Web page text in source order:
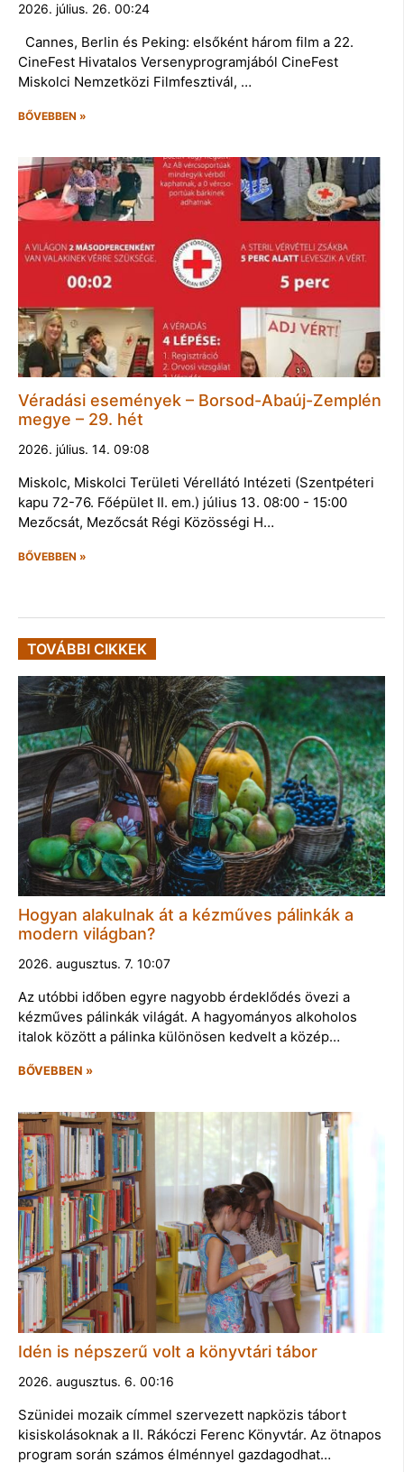
2026. július. 26. 00:24
Cannes, Berlin és Peking: elsőként három film a 22.
CineFest Hivatalos Versenyprogramjából CineFest
Miskolci Nemzetközi Filmfesztivál, …
BŐVEBBEN »
Véradási események – Borsod-Abaúj-Zemplén
megye – 29. hét
2026. július. 14. 09:08
Miskolc, Miskolci Területi Vérellátó Intézeti (Szentpéteri
kapu 72-76. Főépület II. em.) július 13. 08:00 - 15:00
Mezőcsát, Mezőcsát Régi Közösségi H…
BŐVEBBEN »
TOVÁBBI CIKKEK
Hogyan alakulnak át a kézműves pálinkák a
modern világban?
2026. augusztus. 7. 10:07
Az utóbbi időben egyre nagyobb érdeklődés övezi a
kézműves pálinkák világát. A hagyományos alkoholos
italok között a pálinka különösen kedvelt a közép…
BŐVEBBEN »
Idén is népszerű volt a könyvtári tábor
2026. augusztus. 6. 00:16
Szünidei mozaik címmel szervezett napközis tábort
kisiskolásoknak a II. Rákóczi Ferenc Könyvtár. Az ötnapos
program során számos élménnyel gazdagodhat…